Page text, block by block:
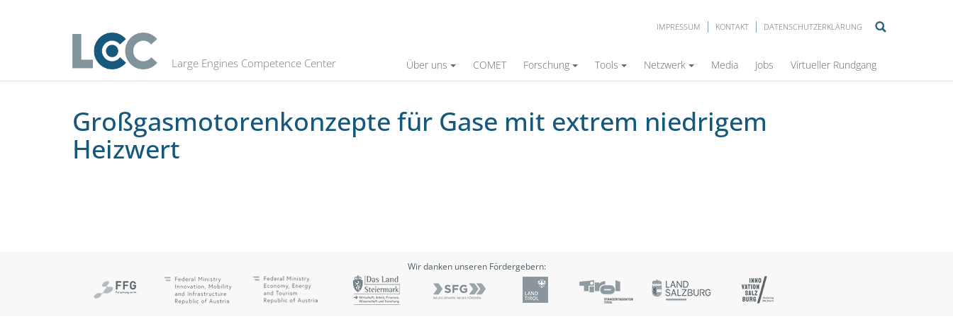
IMPRESSUM KONTAKT DATENSCHUTZERKLÄRUNG
Large Engines Competence Center Über uns COMET Forschung Tools Netzwerk Media Jobs Virtueller Rundgang
Großgasmotorenkonzepte für Gase mit extrem niedrigem Heizwert
Großgasmotorenkonzepte für Gase mit extrem niedrigem
Heizwert
Wir danken unseren Fördergebern: